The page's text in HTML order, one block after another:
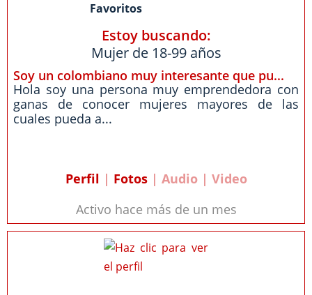
Favoritos
Estoy buscando:
Mujer de 18-99 años
Soy un colombiano muy interesante que pu...
Hola soy una persona muy emprendedora con
ganas de conocer mujeres mayores de las
cuales pueda a...
Perfil | Fotos| Audio | Video
Activo hace más de un mes